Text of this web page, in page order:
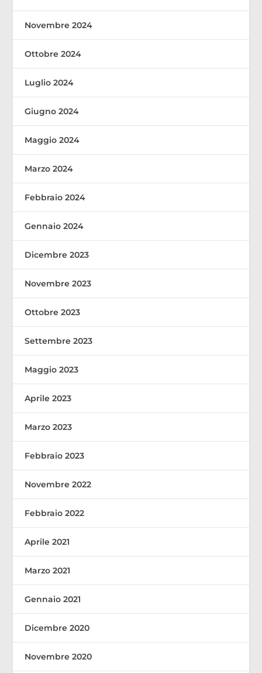
Novembre 2024
Ottobre 2024
Luglio 2024
Giugno 2024
Maggio 2024
Marzo 2024
Febbraio 2024
Gennaio 2024
Dicembre 2023
Novembre 2023
Ottobre 2023
Settembre 2023
Maggio 2023
Aprile 2023
Marzo 2023
Febbraio 2023
Novembre 2022
Febbraio 2022
Aprile 2021
Marzo 2021
Gennaio 2021
Dicembre 2020
Novembre 2020